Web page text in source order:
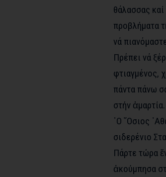
θάλασσας καί
προβλήματα
νά
Πρέπει νά
φτιαγμένος,
πάντα πάνω
στήν
῾Ο ῞Οσιος
σιδερένιο
Πάρτε τώρα
ἀκούμπησα